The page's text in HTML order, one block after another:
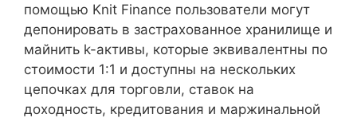
помощью Knit Finance пользователи могут
депонировать в застрахованное хранилище и
майнить k-активы, которые эквивалентны по
стоимости 1:1 и доступны на нескольких
цепочках для торговли, ставок на
доходность, кредитования и маржинальной